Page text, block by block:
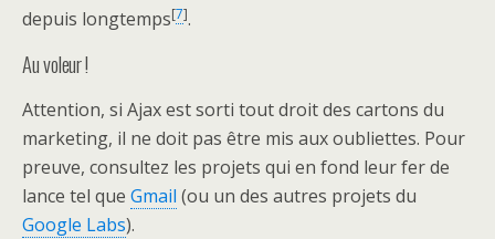
depuis longtemps[7].
Au voleur !
Attention, si Ajax est sorti tout droit des cartons du
marketing, il ne doit pas être mis aux oubliettes. Pour
preuve, consultez les projets qui en fond leur fer de
lance tel que Gmail (ou un des autres projets du
Google Labs).